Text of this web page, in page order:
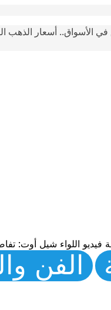
الأسواق.. أسعار الذهب
فيديو اللواء شيل أوت:
الفن